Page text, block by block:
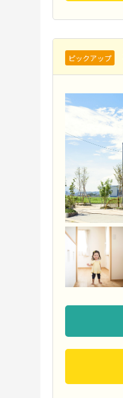
ピックアップ